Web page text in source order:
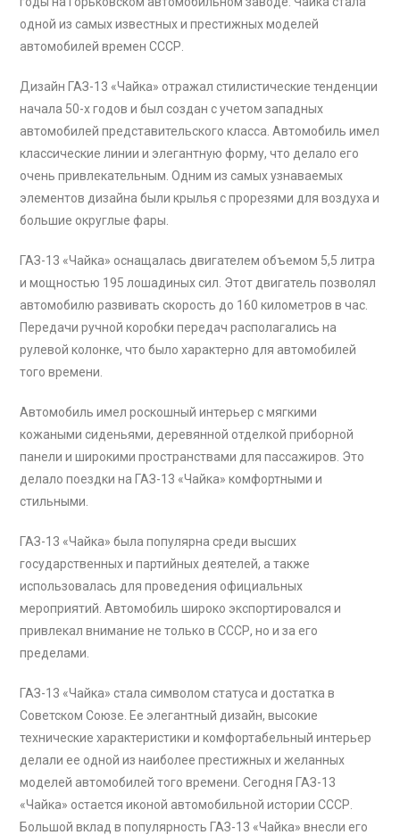
одной из самых известных и престижных моделей
автомобилей времен СССР.
Дизайн ГАЗ-13 «Чайка» отражал стилистические тенденции
начала 50-х годов и был создан с учетом западных
автомобилей представительского класса. Автомобиль имел
классические линии и элегантную форму, что делало его
очень привлекательным. Одним из самых узнаваемых
элементов дизайна были крылья с прорезями для воздуха и
большие округлые фары.
ГАЗ-13 «Чайка» оснащалась двигателем объемом 5,5 литра
и мощностью 195 лошадиных сил. Этот двигатель позволял
автомобилю развивать скорость до 160 километров в час.
Передачи ручной коробки передач располагались на
рулевой колонке, что было характерно для автомобилей
того времени.
Автомобиль имел роскошный интерьер с мягкими
кожаными сиденьями, деревянной отделкой приборной
панели и широкими пространствами для пассажиров. Это
делало поездки на ГАЗ-13 «Чайка» комфортными и
стильными.
ГАЗ-13 «Чайка» была популярна среди высших
государственных и партийных деятелей, а также
использовалась для проведения официальных
мероприятий. Автомобиль широко экспортировался и
привлекал внимание не только в СССР, но и за его
пределами.
ГАЗ-13 «Чайка» стала символом статуса и достатка в
Советском Союзе. Ее элегантный дизайн, высокие
технические характеристики и комфортабельный интерьер
делали ее одной из наиболее престижных и желанных
моделей автомобилей того времени. Сегодня ГАЗ-13
«Чайка» остается иконой автомобильной истории СССР.
Большой вклад в популярность ГАЗ-13 «Чайка» внесли его